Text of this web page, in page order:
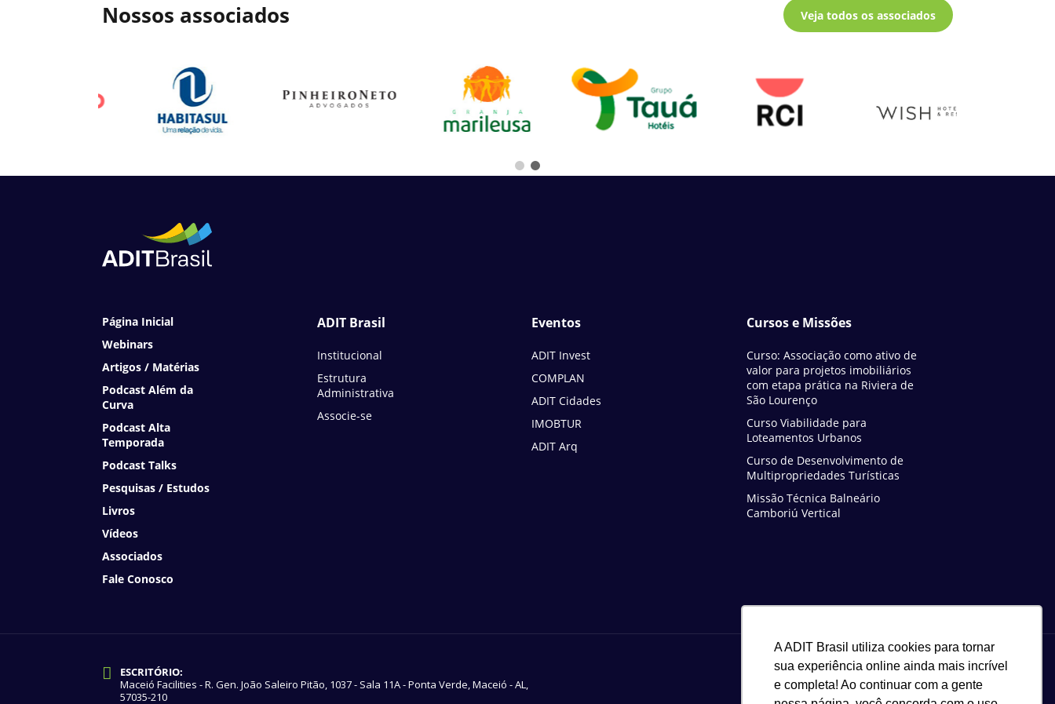
A ADIT Brasil utiliza cookies para tornar
sua experiência online ainda mais incrível
e completa! Ao continuar com a gente
Nossos associados Veja todos os associados
Página Inicial
Webinars
Artigos / Matérias
Podcast Além da
Curva
Podcast Alta
Temporada
Podcast Talks
Pesquisas / Estudos
Livros
Vídeos
Associados
Fale Conosco
ADIT Brasil
Institucional
Estrutura
Administrativa
Associe-se
Eventos
ADIT Invest
COMPLAN
ADIT Cidades
IMOBTUR
ADIT Arq
Cursos e Missões
Curso: Associação como ativo de
valor para projetos imobiliários
com etapa prática na Riviera de
São Lourenço
Curso Viabilidade para
Loteamentos Urbanos
Curso de Desenvolvimento de
Multipropriedades Turísticas
Missão Técnica Balneário
Camboriú Vertical
ESCRITÓRIO:
Maceió Facilities - R. Gen. João Saleiro Pitão, 1037 - Sala 11A - Ponta Verde, Maceió - AL,
57035-210